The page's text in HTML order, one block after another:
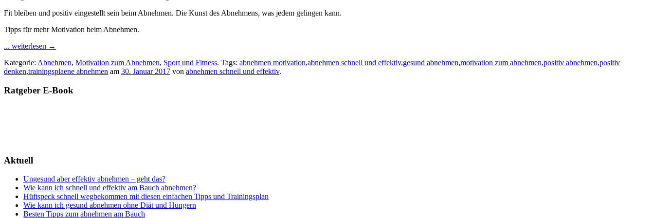
Fit bleiben und positiv eingestellt sein beim Abnehmen. Die Kunst des Abnehmens, was jedem gelingen kann.
Tipps für mehr Motivation beim Abnehmen.
... weiterlesen →
Kategorie: Abnehmen, Motivation zum Abnehmen, Sport und Fitness. Tags: abnehmen motivation,abnehmen schnell und effektiv,gesund abnehmen,motivation zum abnehmen,positiv abnehmen,positiv
denken,trainingsplaene abnehmen am 30. Januar 2017 von abnehmen schnell und effektiv.
Ratgeber E-Book
Aktuell
Ungesund aber effektiv abnehmen – geht das?
Wie kann ich schnell und effektiv am Bauch abnehmen?
Hüftspeck schnell wegbekommen mit diesen einfachen Tipps und Trainingsplan
Wie kann ich gesund abnehmen ohne Diät und Hungern
Besten Tipps zum abnehmen am Bauch